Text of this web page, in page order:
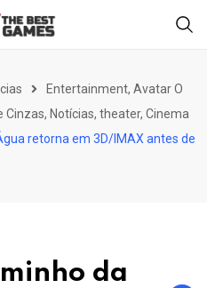
Entertainment, Avatar O
Notícias, theater, Cinema
retorna em 3D/IMAX antes de
da